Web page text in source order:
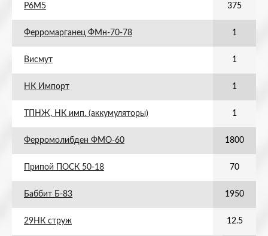
Р6М5 375
Ферромарганец ФМн-70-78 1
Висмут 1
НК Импорт 1
ТПНЖ, НК имп. (аккумуляторы) 1
Ферромолибден ФМО-60 1800
Припой ПОСК 50-18 70
Баббит Б-83 1950
29НК струж 12.5